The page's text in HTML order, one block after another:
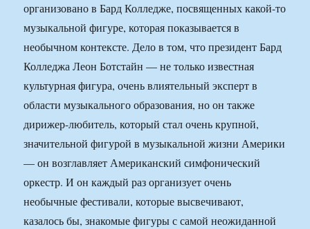
организовано в Бард Колледже, посвященных какой-то
музыкальной фигуре, которая показывается в
необычном контексте. Дело в том, что президент Бард
Колледжа Леон Ботстайн — не только известная
культурная фигура, очень влиятельный эксперт в
области музыкального образования, но он также
дирижер-любитель, который стал очень крупной,
значительной фигурой в музыкальной жизни Америки
— он возглавляет Американский симфонический
оркестр. И он каждый раз организует очень
необычные фестивали, которые высвечивают,
казалось бы, знакомые фигуры с самой неожиданной